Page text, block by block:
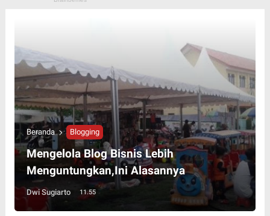
Beranda Blogging
Mengelola Blog Bisnis Lebih
Menguntungkan,Ini Alasannya
Dwi Sugiarto 11.55